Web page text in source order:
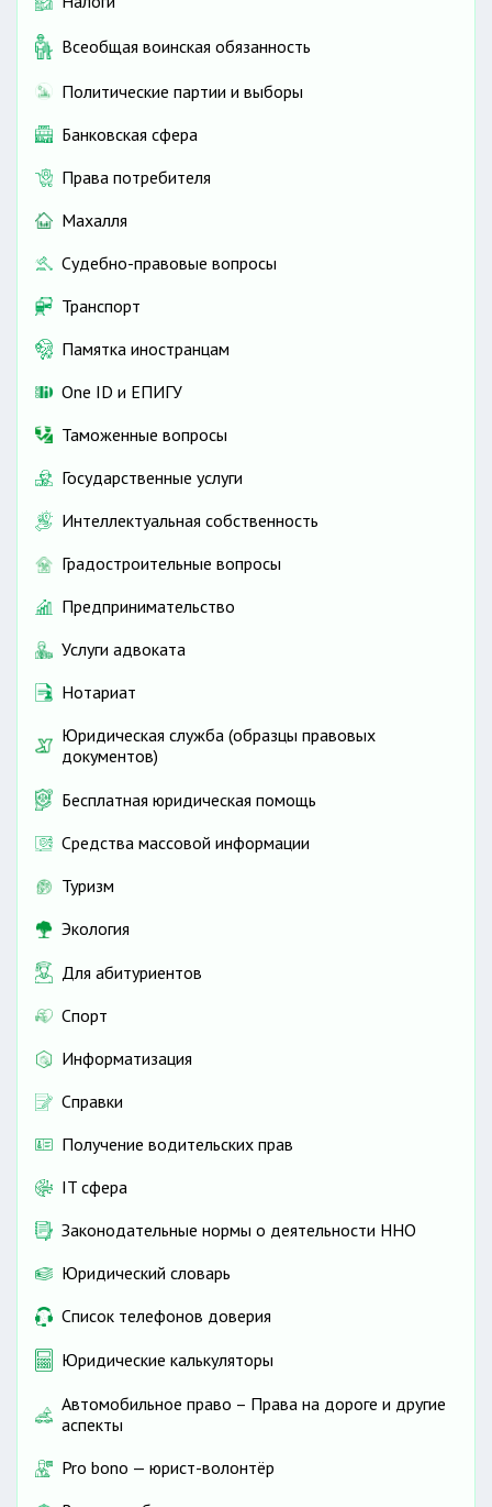
Всеобщая воинская обязанность
Политические партии и выборы
Банковская сфера
Права потребителя
Махалля
Судебно-правовые вопросы
Транспорт
Памятка иностранцам
One ID и ЕПИГУ
Таможенные вопросы
Государственные услуги
Интеллектуальная собственность
Градостроительные вопросы
Предпринимательство
Услуги адвоката
Нотариат
Юридическая служба (образцы правовых
документов)
Бесплатная юридическая помощь
Средства массовой информации
Туризм
Экология
Для абитуриентов
Спорт
Информатизация
Справки
Получение водительских прав
IT сфера
Законодательные нормы о деятельности ННО
Юридический словарь
Список телефонов доверия
Юридические калькуляторы
Автомобильное право – Права на дороге и другие
аспекты
Pro bono — юрист-волонтёр